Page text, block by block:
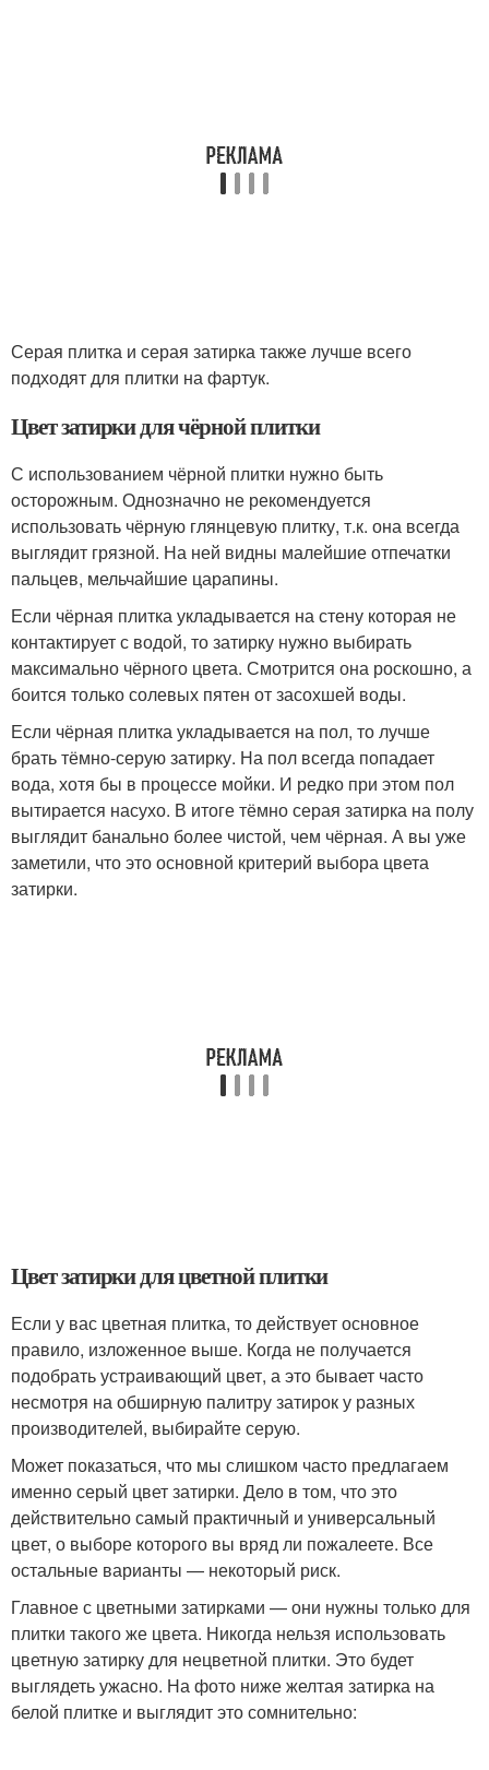
Серая плитка и серая затирка также лучше всего
подходят для плитки на фартук.
Цвет затирки для чёрной плитки
С использованием чёрной плитки нужно быть
осторожным. Однозначно не рекомендуется
использовать чёрную глянцевую плитку, т.к. она всегда
выглядит грязной. На ней видны малейшие отпечатки
пальцев, мельчайшие царапины.
Если чёрная плитка укладывается на стену которая не
контактирует с водой, то затирку нужно выбирать
максимально чёрного цвета. Смотрится она роскошно, а
боится только солевых пятен от засохшей воды.
Если чёрная плитка укладывается на пол, то лучше
брать тёмно-серую затирку. На пол всегда попадает
вода, хотя бы в процессе мойки. И редко при этом пол
вытирается насухо. В итоге тёмно серая затирка на полу
выглядит банально более чистой, чем чёрная. А вы уже
заметили, что это основной критерий выбора цвета
затирки.
Цвет затирки для цветной плитки
Если у вас цветная плитка, то действует основное
правило, изложенное выше. Когда не получается
подобрать устраивающий цвет, а это бывает часто
несмотря на обширную палитру затирок у разных
производителей, выбирайте серую.
Может показаться, что мы слишком часто предлагаем
именно серый цвет затирки. Дело в том, что это
действительно самый практичный и универсальный
цвет, о выборе которого вы вряд ли пожалеете. Все
остальные варианты — некоторый риск.
Главное с цветными затирками — они нужны только для
плитки такого же цвета. Никогда нельзя использовать
цветную затирку для нецветной плитки. Это будет
выглядеть ужасно. На фото ниже желтая затирка на
белой плитке и выглядит это сомнительно: